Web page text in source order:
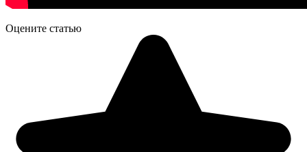
Оцените статью